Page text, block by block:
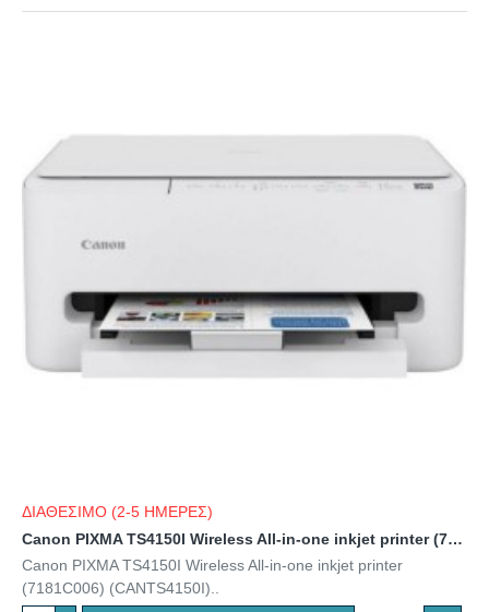
ΔΙΑΘΕΣΙΜΟ (2-5 ΗΜΕΡΕΣ)
Canon PIXMA TS4150I Wireless All-in-one inkjet printer (7181C006) (CANTS4150I)
Canon PIXMA TS4150I Wireless All-in-one inkjet printer
(7181C006) (CANTS4150I)..